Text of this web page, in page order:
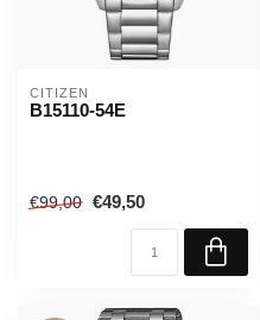
CITIZEN
B15110-54E
€99,00 €49,50